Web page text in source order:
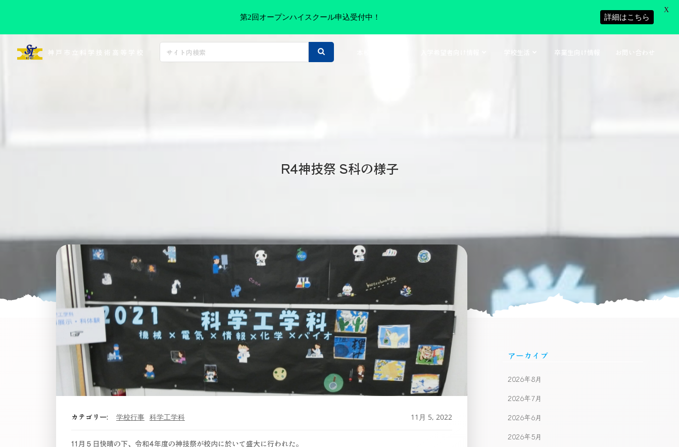
神戸市立科学技術高等学校 学校生活 卒業生向け情報 お問い合わせ
R4神技祭 S科の様子
カテゴリー: 学校行事 科学工学科 11月 5, 2022
11月５日快晴の下、令和4年度の神技祭が校内に於いて盛大に行われた。
アーカイブ
2026年8月
2026年7月
2026年6月
2026年5月
第2回オープンハイスクール申込受付中！ 詳細はこちら
X